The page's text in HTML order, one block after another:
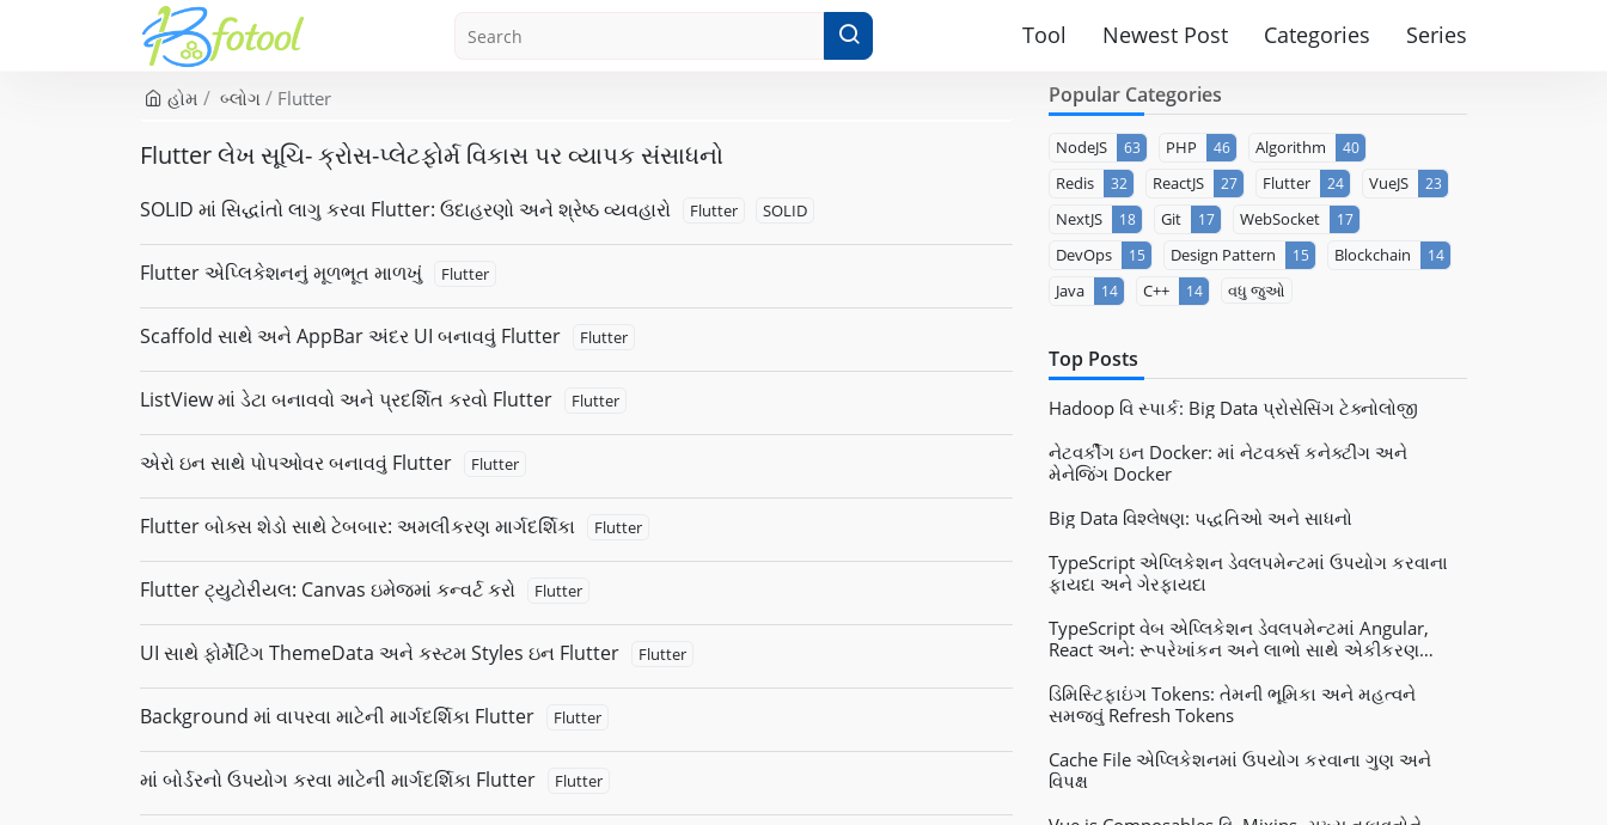
Tool Newest Post Categories Series
હોમ બ્લોગ Flutter
Flutter લેખ સૂચિ- ક્રોસ-પ્લેટફોર્મ વિકાસ પર વ્યાપક સંસાધનો
SOLID માં સિદ્ધાંતો લાગુ કરવા Flutter: ઉદાહરણો અને શ્રેષ્ઠ વ્યવહારો Flutter SOLID
Flutter એપ્લિકેશનનું મૂળભૂત માળખું Flutter
Scaffold સાથે અને AppBar અંદર UI બનાવવું Flutter Flutter
ListView માં ડેટા બનાવવો અને પ્રદર્શિત કરવો Flutter Flutter
એરો ઇન સાથે પોપઓવર બનાવવું Flutter Flutter
Flutter બોક્સ શેડો સાથે ટેબબાર: અમલીકરણ માર્ગદર્શિકા Flutter
Flutter ટ્યુટોરીયલ: Canvas ઇમેજમાં કન્વર્ટ કરો Flutter
UI સાથે ફોર્મેટિંગ ThemeData અને કસ્ટમ Styles ઇન Flutter Flutter
Background માં વાપરવા માટેની માર્ગદર્શિકા Flutter Flutter
માં બોર્ડરનો ઉપયોગ કરવા માટેની માર્ગદર્શિકા Flutter Flutter
Popular Categories
NodeJS 63 PHP 46 Algorithm 40
Redis 32 ReactJS 27 Flutter 24 VueJS 23
NextJS 18 Git 17 WebSocket 17
DevOps 15 Design Pattern 15 Blockchain 14
Java 14 C++ 14 વધુ જુઓ
Top Posts
Hadoop વિ સ્પાર્ક: Big Data પ્રોસેસિંગ ટેક્નોલોજી
નેટવર્કીંગ ઇન Docker: માં નેટવર્ક્સ કનેક્ટીંગ અને
મેનેજિંગ Docker
Big Data વિશ્લેષણ: પદ્ધતિઓ અને સાધનો
TypeScript એપ્લિકેશન ડેવલપમેન્ટમાં ઉપયોગ કરવાના
ફાયદા અને ગેરફાયદા
TypeScript વેબ એપ્લિકેશન ડેવલપમેન્ટમાં Angular,
React અને: રૂપરેખાંકન અને લાભો સાથે એકીકરણ
ડિમિસ્ટિફાઇંગ Tokens: તેમની ભૂમિકા અને મહત્વને
સમજવું Refresh Tokens
Cache File એપ્લિકેશનમાં ઉપયોગ કરવાના ગુણ અને
વિપક્ષ